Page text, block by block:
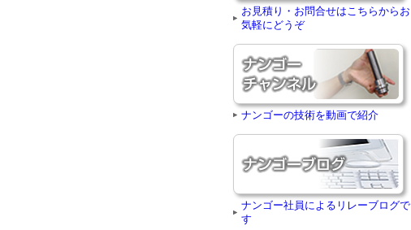
お見積り・お問合せはこちらからお
気軽にどうぞ
ナンゴーの技術を動画で紹介
ナンゴー社員によるリレーブログで
す